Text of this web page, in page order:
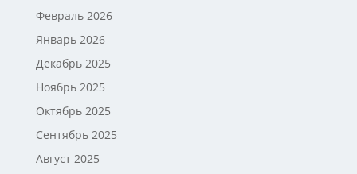
Февраль 2026
Январь 2026
Декабрь 2025
Ноябрь 2025
Октябрь 2025
Сентябрь 2025
Август 2025